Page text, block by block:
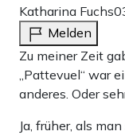
Katharina Fuchs
Melden
Zu meiner Zeit
„Pattevuel“ war
anderes. Oder
Ja, früher, als